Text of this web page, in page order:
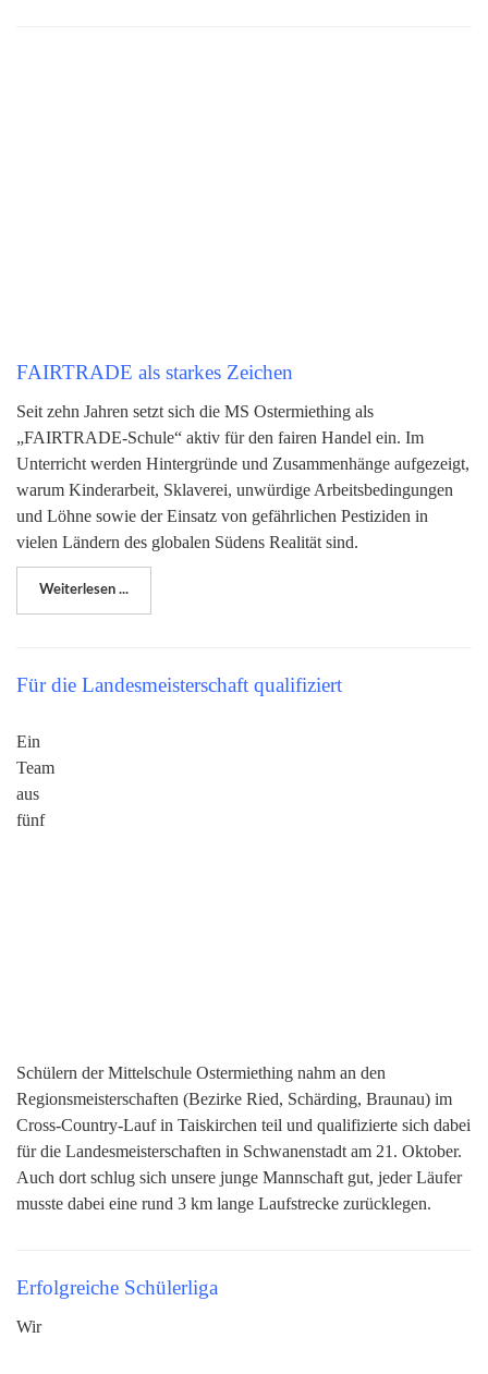
FAIRTRADE als starkes Zeichen
Seit zehn Jahren setzt sich die MS Ostermiething als
„FAIRTRADE-Schule“ aktiv für den fairen Handel ein. Im
Unterricht werden Hintergründe und Zusammenhänge aufgezeigt,
warum Kinderarbeit, Sklaverei, unwürdige Arbeitsbedingungen
und Löhne sowie der Einsatz von gefährlichen Pestiziden in
vielen Ländern des globalen Südens Realität sind.
Weiterlesen ...
Für die Landesmeisterschaft qualifiziert
Ein
Team
aus
fünf
Schülern der Mittelschule Ostermiething nahm an den
Regionsmeisterschaften (Bezirke Ried, Schärding, Braunau) im
Cross-Country-Lauf in Taiskirchen teil und qualifizierte sich dabei
für die Landesmeisterschaften in Schwanenstadt am 21. Oktober.
Auch dort schlug sich unsere junge Mannschaft gut, jeder Läufer
musste dabei eine rund 3 km lange Laufstrecke zurücklegen.
Erfolgreiche Schülerliga
Wir